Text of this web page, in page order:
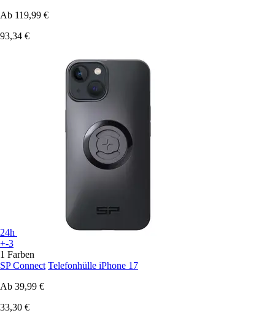
Ab 119,99 €
93,34 €
24h
+-3
1 Farben
SP Connect Telefonhülle iPhone 17
Ab 39,99 €
33,30 €